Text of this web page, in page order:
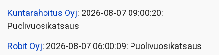
Kuntarahoitus Oyj: 2026-08-07 09:00:20:
Puolivuosikatsaus
Robit Oyj: 2026-08-07 06:00:09: Puolivuosikatsaus